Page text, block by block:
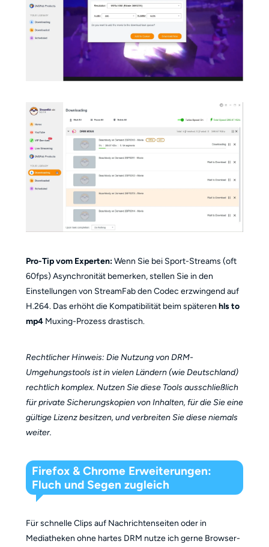
Pro-Tip vom Experten:Wenn Sie bei Sport-Streams (oft
60fps) Asynchronität bemerken, stellen Sie in den
Einstellungen von StreamFab den Codec erzwingend auf
H.264. Das erhöht die Kompatibilität beim späteren hls to
mp4Muxing-Prozess drastisch.
Rechtlicher Hinweis: Die Nutzung von DRM-
Umgehungstools ist in vielen Ländern (wie Deutschland)
rechtlich komplex. Nutzen Sie diese Tools ausschließlich
für private Sicherungskopien von Inhalten, für die Sie eine
gültige Lizenz besitzen, und verbreiten Sie diese niemals
weiter.
Firefox & Chrome Erweiterungen:
Fluch und Segen zugleich
Für schnelle Clips auf Nachrichtenseiten oder in
Mediatheken ohne hartes DRM nutze ich gerne Browser-